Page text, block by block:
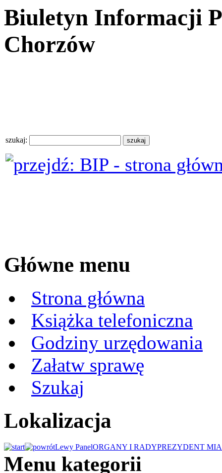
Biuletyn Informacji
Chorzów
szukaj:
Główne menu
Strona główna
Książka telefoniczna
Godziny urzędowania
Załatw sprawę
Szukaj
Lokalizacja
Lewy PanelORGANY I RADYPREZYDENT
Menu kategorii